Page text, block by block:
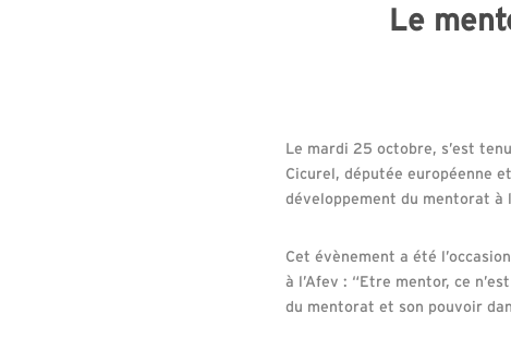
Le
Le mardi 25 octobre, s’est
Cicurel, députée européenne
développement du mentorat à
Cet évènement a été
à l’Afev : “Etre mentor, ce
du mentorat et son pouvoir